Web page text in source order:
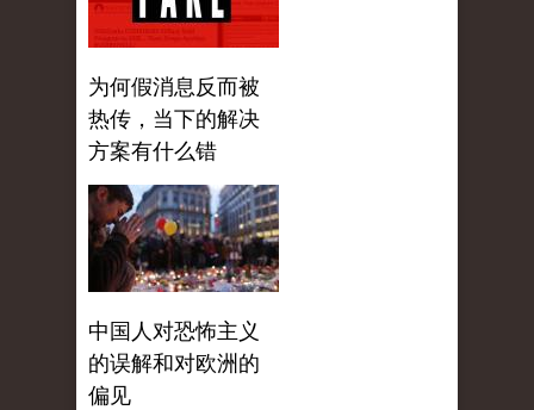
为何假消息反而被
热传，当下的解决
方案有什么错
中国人对恐怖主义
的误解和对欧洲的
偏见